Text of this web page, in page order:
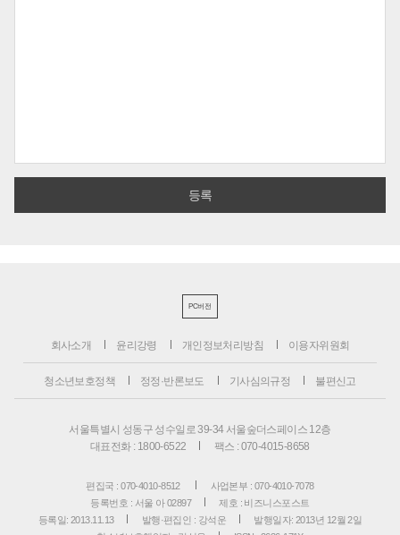
PC버전
회사소개 윤리강령 개인정보처리방침 이용자위원회
청소년보호정책 정정·반론보도 기사심의규정 불편신고
서울특별시 성동구 성수일로 39-34 서울숲더스페이스 12층
대표전화 : 1800-6522
팩스 : 070-4015-8658
편집국 : 070-4010-8512
사업본부 : 070-4010-7078
등록번호 : 서울 아 02897
제호 : 비즈니스포스트
등록일: 2013.11.13
발행·편집인 : 강석운
발행일자: 2013년 12월 2일